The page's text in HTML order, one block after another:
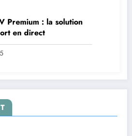
Premium : la solution
en direct